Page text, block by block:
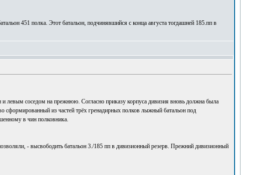
451 полка. Этот батальон, подчинявшийся с конца августа тогдашней 185.пп в
левым соседом на прежнюю. Согласно приказу корпуса дивизия вновь должна была
сформированный из частей трёх гренадирных полков лыжный батальон под
в чин полковника.
- высвободить батальон 3./185 пп в дивизионный резерв. Прежний дивизионный